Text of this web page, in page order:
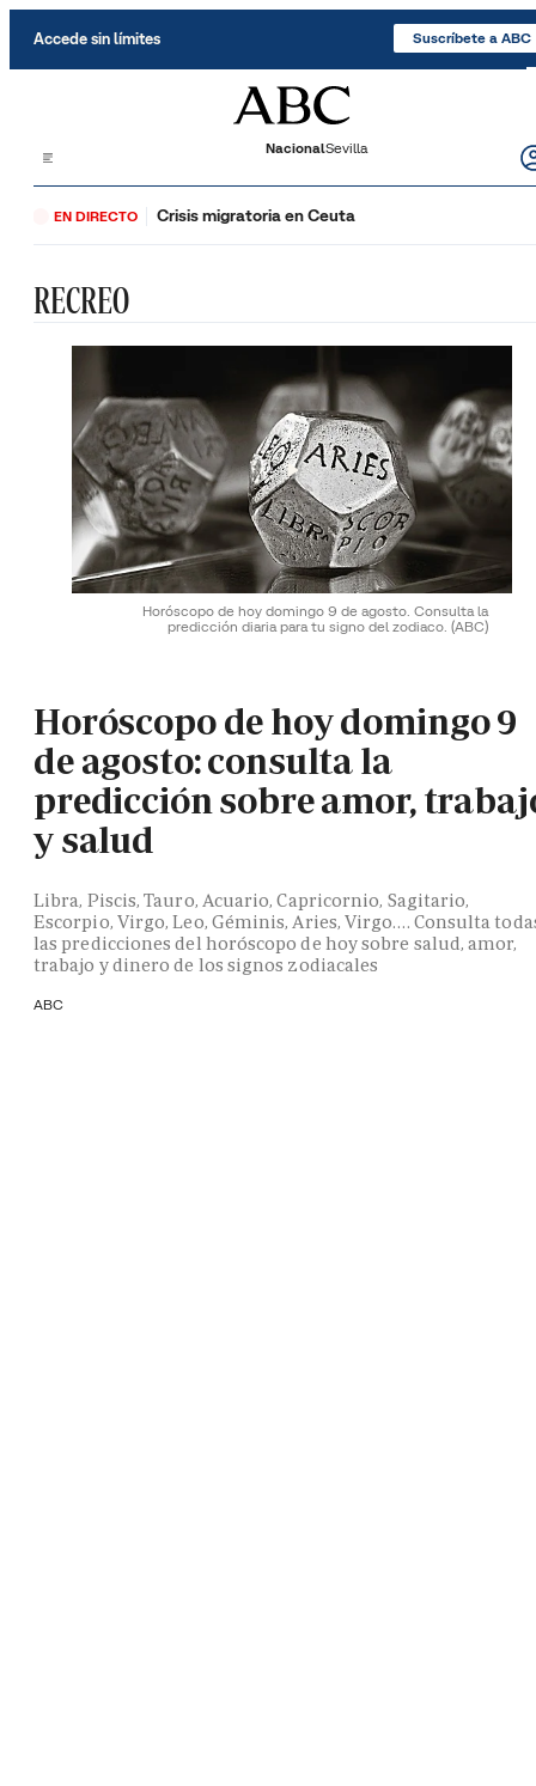
Accede sin límites Suscríbete a ABC
NacionalSevilla
EN DIRECTO Crisis migratoria en Ceuta
RECREO
Horóscopo de hoy domingo 9 de agosto. Consulta la
predicción diaria para tu signo del zodiaco. (ABC)
Horóscopo de hoy domingo 9
de agosto: consulta la
predicción sobre amor,
y salud
Libra, Piscis, Tauro, Acuario, Capricornio, Sagitario,
Escorpio, Virgo, Leo, Géminis, Aries, Virgo…. Consulta
las predicciones del horóscopo de hoy sobre salud, amor,
trabajo y dinero de los signos zodiacales
ABC